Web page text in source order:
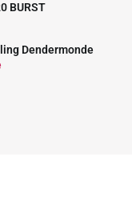
BURST
Dendermonde